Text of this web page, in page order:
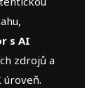
s AI
zdrojů a
úroveň.